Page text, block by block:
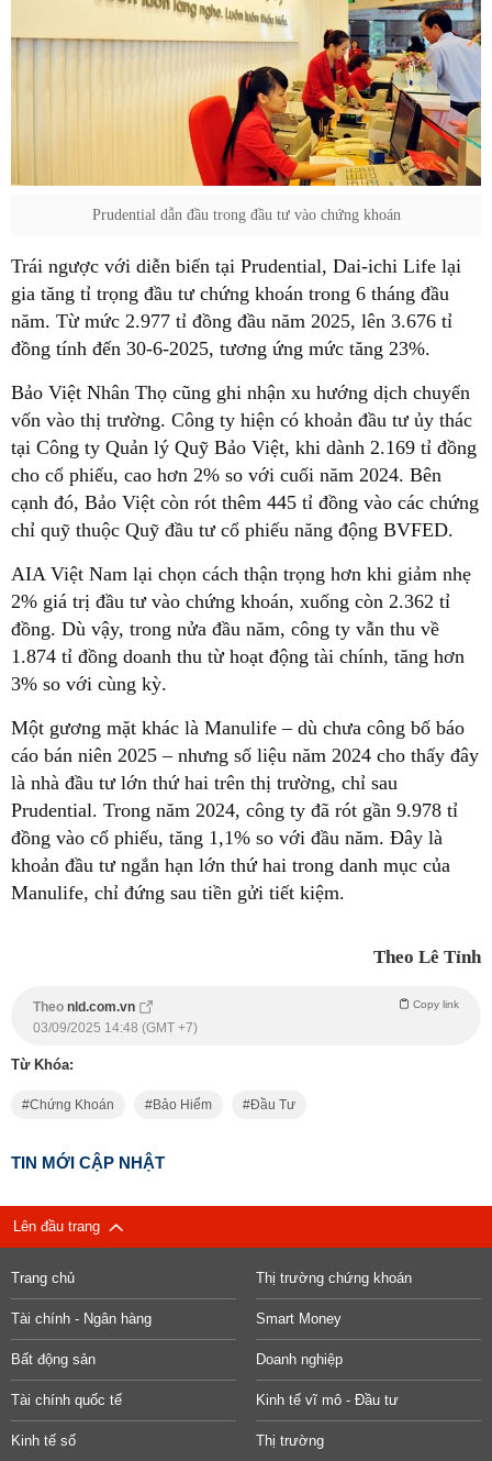
Prudential dẫn đầu trong đầu tư vào chứng khoán
Trái ngược với diễn biến tại Prudential, Dai-ichi Life lại
gia tăng tỉ trọng đầu tư chứng khoán trong 6 tháng đầu
năm. Từ mức 2.977 tỉ đồng đầu năm 2025, lên 3.676 tỉ
đồng tính đến 30-6-2025, tương ứng mức tăng 23%.
Bảo Việt Nhân Thọ cũng ghi nhận xu hướng dịch chuyển
vốn vào thị trường. Công ty hiện có khoản đầu tư ủy thác
tại Công ty Quản lý Quỹ Bảo Việt, khi dành 2.169 tỉ đồng
cho cổ phiếu, cao hơn 2% so với cuối năm 2024. Bên
cạnh đó, Bảo Việt còn rót thêm 445 tỉ đồng vào các chứng
chỉ quỹ thuộc Quỹ đầu tư cổ phiếu năng động BVFED.
AIA Việt Nam lại chọn cách thận trọng hơn khi giảm nhẹ
2% giá trị đầu tư vào chứng khoán, xuống còn 2.362 tỉ
đồng. Dù vậy, trong nửa đầu năm, công ty vẫn thu về
1.874 tỉ đồng doanh thu từ hoạt động tài chính, tăng hơn
3% so với cùng kỳ.
Một gương mặt khác là Manulife – dù chưa công bố báo
cáo bán niên 2025 – nhưng số liệu năm 2024 cho thấy đây
là nhà đầu tư lớn thứ hai trên thị trường, chỉ sau
Prudential. Trong năm 2024, công ty đã rót gần 9.978 tỉ
đồng vào cổ phiếu, tăng 1,1% so với đầu năm. Đây là
khoản đầu tư ngắn hạn lớn thứ hai trong danh mục của
Manulife, chỉ đứng sau tiền gửi tiết kiệm.
Theo Lê Tỉnh
Theo nld.com.vn Copy link
03/09/2025 14:48 (GMT +7)
Từ Khóa:
Chứng Khoán Bảo Hiểm Đầu Tư
TIN MỚI CẬP NHẬT
Lên đầu trang
Trang chủ Thị trường chứng khoán
Tài chính - Ngân hàng Smart Money
Bất động sản Doanh nghiệp
Tài chính quốc tế Kinh tế vĩ mô - Đầu tư
Kinh tế số Thị trường